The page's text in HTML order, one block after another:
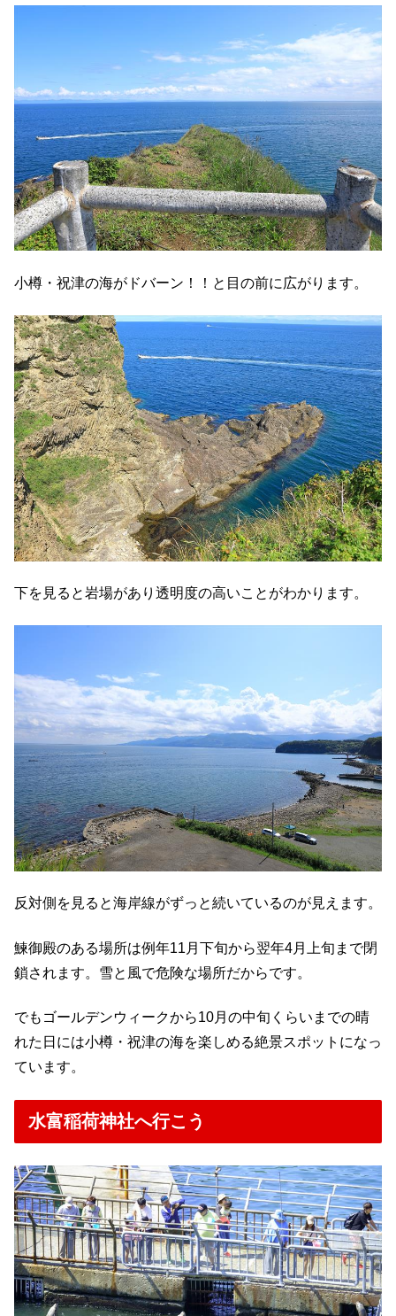
小樽・祝津の海がドバーン！！と目の前に広がります。
下を見ると岩場があり透明度の高いことがわかります。
反対側を見ると海岸線がずっと続いているのが見えます。
鰊御殿のある場所は例年11月下旬から翌年4月上旬まで閉
鎖されます。雪と風で危険な場所だからです。
でもゴールデンウィークから10月の中旬くらいまでの晴
れた日には小樽・祝津の海を楽しめる絶景スポットになっ
ています。
水富稲荷神社へ行こう